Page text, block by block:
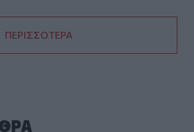
ΠΕΡΙΣΣΟΤΕΡΑ